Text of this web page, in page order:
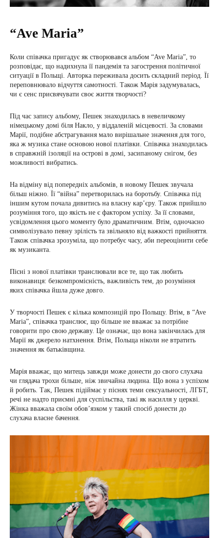
“Ave Maria”
Коли співачка пригадує як створювався альбом “Ave Maria”, то
розповідає, що надихнула її пандемія та загострення політичної
ситуації в Польщі. Авторка переживала досить складний період. Її
переповнювало відчуття самотності. Також Марія задумувалась,
чи є сенс присвячувати своє життя творчості?
Під час запису альбому, Пешек знаходилась в невеличкому
німецькому домі біля Накло, у віддаленій місцевості. За словами
Марії, подібне абстрагування мало вирішальне значення для того,
яка ж музика стане основою нової платівки. Співачка знаходилась
в справжній ізоляції на острові в домі, засипаному снігом, без
можливості вибратись.
На відміну від попередніх альбомів, в новому Пешек звучала
більш ніжно. Її “війна” перетворилась на боротьбу. Співачка під
іншим кутом почала дивитись на власну кар’єру. Також прийшло
розуміння того, що якість не є фактором успіху. За її словами,
усвідомлення цього моменту було драматичним. Втім, одночасно
символізувало певну зрілість та звільняло від важкості прийняття.
Також співачка зрозуміла, що потребує часу, аби переоцінити себе
як музиканта.
Пісні з нової платівки транслювали все те, що так любить
виконавиця: безкомпромісність, важливість тем, до розуміння
яких співачка йшла дуже довго.
У творчості Пешек є кілька композицій про Польщу. Втім, в “Ave
Maria”, співачка транслює, що більше не вважає за потрібне
говорити про свою державу. Це означає, що вона закінчилась для
Марії як джерело натхнення. Втім, Польща ніколи не втратить
значення як батьківщина.
Марія вважає, що митець завжди може донести до свого слухача
чи глядача трохи більше, ніж звичайна людина. Що вона з успіхом
й робить. Так, Пешек підіймає у піснях теми сексуальності, ЛГБТ,
речі не надто приємні для суспільства, такі як насилля у церкві.
Жінка вважала своїм обов’язком у такий спосіб донести до
слухача власне бачення.